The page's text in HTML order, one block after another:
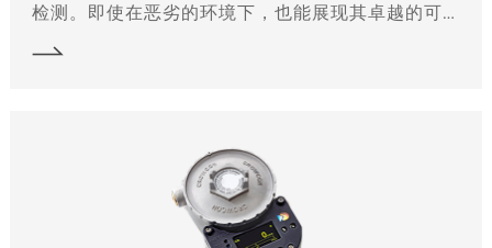
检测。即使在恶劣的环境下，也能展现其卓越的可靠
性。